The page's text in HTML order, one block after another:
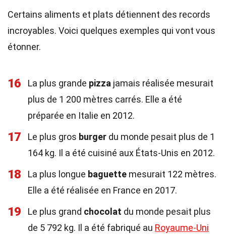
Certains aliments et plats détiennent des records
incroyables. Voici quelques exemples qui vont vous
étonner.
16 La plus grande pizza jamais réalisée mesurait
plus de 1 200 mètres carrés. Elle a été
préparée en Italie en 2012.
17 Le plus gros burger du monde pesait plus de 1
164 kg. Il a été cuisiné aux États-Unis en 2012.
18 La plus longue baguette mesurait 122 mètres.
Elle a été réalisée en France en 2017.
19 Le plus grand chocolat du monde pesait plus
de 5 792 kg. Il a été fabriqué au Royaume-Uni